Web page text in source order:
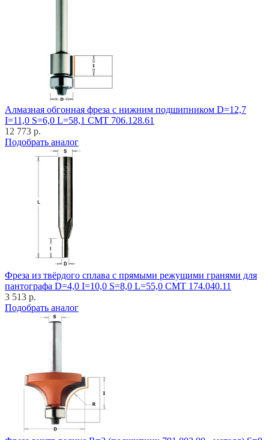
Алмазная обгонная фреза с нижним подшипником D=12,7
I=11,0 S=6,0 L=58,1 CMT 706.128.61
12 773 р.
Подобрать аналог
Фреза из твёрдого сплава с прямыми режущими гранями для
пантографа D=4,0 I=10,0 S=8,0 L=55,0 CMT 174.040.11
3 513 р.
Подобрать аналог